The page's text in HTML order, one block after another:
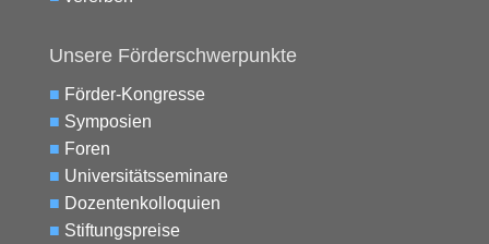
Unsere Förderschwerpunkte
■ Förder-Kongresse
■ Symposien
■ Foren
■ Universitätsseminare
■ Dozentenkolloquien
■ Stiftungspreise